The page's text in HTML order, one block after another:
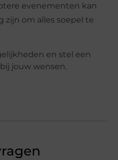
evenementen kan
zijn om alles soepel te
en stel een
jouw wensen.